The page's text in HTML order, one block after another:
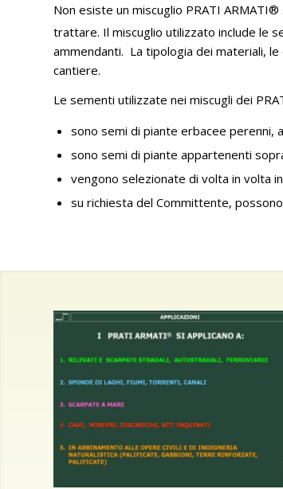
Non esiste un miscuglio PRATI
trattare. Il miscuglio utilizzato include le
ammendanti. La tipologia dei materiali,
cantiere.
Le sementi utilizzate nei miscugli dei
sono semi di piante erbacee perenni,
sono semi di piante appartenenti
vengono selezionate di volta in volta
su richiesta del Committente,